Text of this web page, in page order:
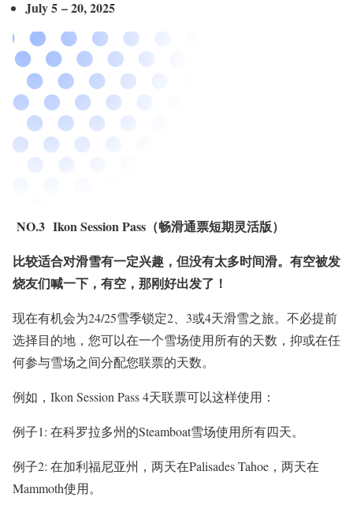
July 5 – 20, 2025
NO.3 Ikon Session Pass（畅滑通票短期灵活版）
比较适合对滑雪有一定兴趣，但没有太多时间滑。有空被发
烧友们喊一下，有空，那刚好出发了！
现在有机会为24/25雪季锁定2、3或4天滑雪之旅。不必提前
选择目的地，您可以在一个雪场使用所有的天数，抑或在任
何参与雪场之间分配您联票的天数。
例如，Ikon Session Pass 4天联票可以这样使用：
例子1: 在科罗拉多州的Steamboat雪场使用所有四天。
例子2: 在加利福尼亚州，两天在Palisades Tahoe，两天在
Mammoth使用。